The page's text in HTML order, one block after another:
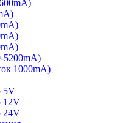
5200mA)
1000mA)
5V
12V
24V